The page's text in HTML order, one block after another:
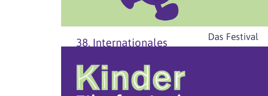
38. Internationales Das Festival